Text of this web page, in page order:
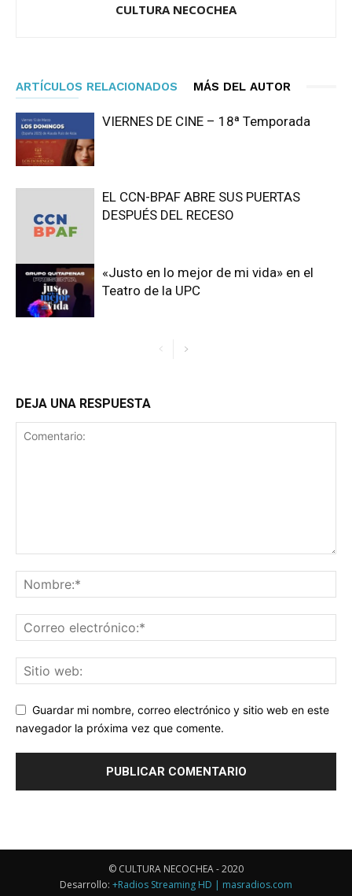
CULTURA NECOCHEA
ARTÍCULOS RELACIONADOS MÁS DEL AUTOR
VIERNES DE CINE – 18ª Temporada
EL CCN-BPAF ABRE SUS PUERTAS
DESPUÉS DEL RECESO
«Justo en lo mejor de mi vida» en el
Teatro de la UPC
DEJA UNA RESPUESTA
Guardar mi nombre, correo electrónico y sitio web en este
navegador la próxima vez que comente.
© CULTURA NECOCHEA - 2020
Desarrollo: +Radios Streaming HD | masradios.com